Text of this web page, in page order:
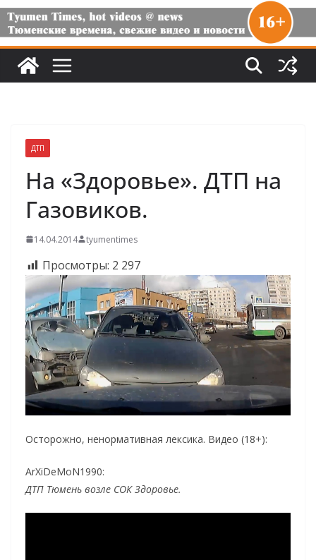
ДТП
На «Здоровье». ДТП на
Газовиков.
14.04.2014 tyumentimes
Просмотры: 2 297
Осторожно, ненормативная лексика. Видео (18+):
ArXiDeMoN1990:
ДТП Тюмень возле СОК Здоровье.